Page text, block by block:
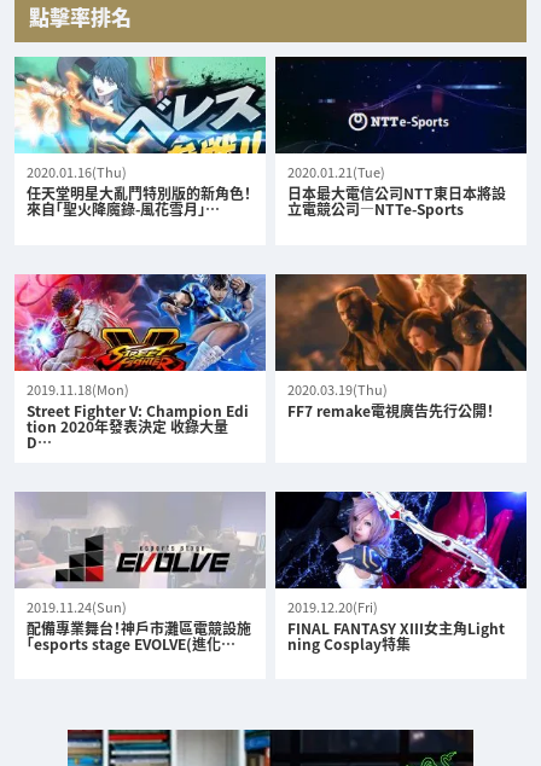
點擊率排名
2020.01.16(Thu)
任天堂明星大亂鬥特別版的新角色！
來自「聖火降魔錄-風花雪月」…
2020.01.21(Tue)
日本最大電信公司NTT東日本將設
立電競公司—NTTe-Sports
2019.11.18(Mon)
Street Fighter V: Champion Edi
tion 2020年發表決定 收錄大量
D…
2020.03.19(Thu)
FF7 remake電視廣告先行公開！
2019.11.24(Sun)
配備專業舞台！神戶市灘區電競設施
「esports stage EVOLVE(進化…
2019.12.20(Fri)
FINAL FANTASY XIII女主角Light
ning Cosplay特集